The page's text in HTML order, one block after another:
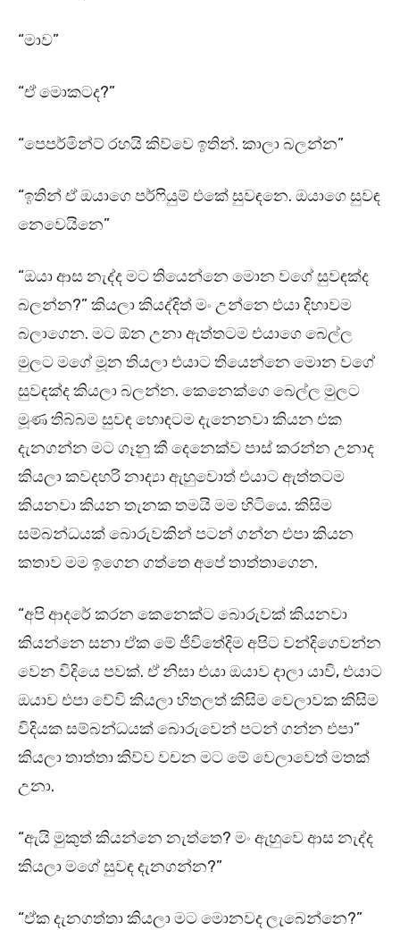
“මාව”
“ඒ මොකටද?”
“පෙපර්මින්ට් රහයි කිව්වෙ ඉතින්. කාලා බලන්න”
“ඉතින් ඒ ඔයාගෙ පර්ෆියුම් එකේ සුවඳනෙ. ඔයාගෙ සුවඳ
නෙවෙයිනෙ”
“ඔයා ආස නැද්ද මට තියෙන්නෙ මොන වගේ සුවඳක්ද
බලන්න?” කියලා කියද්දිත් මං උන්නෙ එයා දිහාවම
බලාගෙන. මට ඕන උනා ඇත්තටම එයාගෙ බෙල්ල
මුලට මගේ මූන තියලා එයාට තියෙන්නෙ මොන වගේ
සුවඳක්ද කියලා බලන්න. කෙනෙක්ගෙ බෙල්ල මුලට
මූණ තිබ්බම සුවඳ හොඳටම දැනෙනවා කියන එක
දැනගන්න මට ගෑනු කී දෙනෙක්ව පාස් කරන්න උනාද
කියලා කවදහරි නාද්‍යා ඇහුවොත් එයාට ඇත්තටම
කියනවා කියන තැනක තමයි මම හිටියෙ. කිසිම
සම්බන්ධයක් බොරුවකින් පටන් ගන්න එපා කියන
කතාව මම ඉගෙන ගත්තෙ අපේ තාත්තාගෙන.
“අපි ආදරේ කරන කෙනෙක්ට බොරුවක් කියනවා
කියන්නෙ සනා ඒක මේ ජීවිතේදිම අපිට වන්දිගෙවන්න
වෙන විදියෙ පවක්. ඒ නිසා එයා ඔයාව දාලා යාවි, එයාට
ඔයාව එපා වේවි කියලා හිතලත් කිසිම වෙලාවක කිසිම
විදියක සම්බන්ධයක් බොරුවෙන් පටන් ගන්න එපා”
කියලා තාත්තා කිව්ව වචන මට මේ වෙලාවෙත් මතක්
උනා.
“ඇයි මුකුත් කියන්නෙ නැත්තෙ? මං ඇහුවෙ ආස නැද්ද
කියලා මගේ සුවඳ දැනගන්න?”
“ඒක දැනගත්තා කියලා මට මොනවද ලැබෙන්නෙ?”